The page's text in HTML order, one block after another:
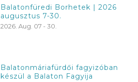
Balatonfüredi Borhetek | 2026
augusztus 7-30.
2026. Aug. 07 - 30.
Balatonmáriafürdői fagyizóban
készül a Balaton Fagyija